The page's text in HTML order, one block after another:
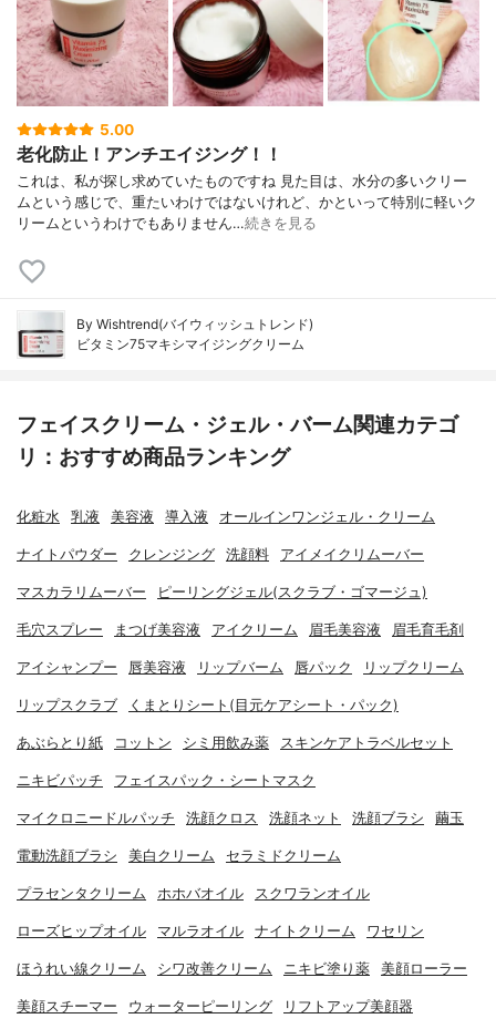
5.00
老化防止！アンチエイジング！！
これは、私が探し求めていたものですね 見た目は、水分の多いクリー
ムという感じで、重たいわけではないけれど、かといって特別に軽いク
リームというわけでもありません…続きを見る
By Wishtrend(バイウィッシュトレンド)
ビタミン75マキシマイジングクリーム
フェイスクリーム・ジェル・バーム関連カテゴ
リ：おすすめ商品ランキング
化粧水 乳液 美容液 導入液 オールインワンジェル・クリーム
ナイトパウダー クレンジング 洗顔料 アイメイクリムーバー
マスカラリムーバー ピーリングジェル(スクラブ・ゴマージュ)
毛穴スプレー まつげ美容液 アイクリーム 眉毛美容液 眉毛育毛剤
アイシャンプー 唇美容液 リップバーム 唇パック リップクリーム
リップスクラブ くまとりシート(目元ケアシート・パック)
あぶらとり紙 コットン シミ用飲み薬 スキンケアトラベルセット
ニキビパッチ フェイスパック・シートマスク
マイクロニードルパッチ 洗顔クロス 洗顔ネット 洗顔ブラシ 繭玉
電動洗顔ブラシ 美白クリーム セラミドクリーム
プラセンタクリーム ホホバオイル スクワランオイル
ローズヒップオイル マルラオイル ナイトクリーム ワセリン
ほうれい線クリーム シワ改善クリーム ニキビ塗り薬 美顔ローラー
美顔スチーマー ウォーターピーリング リフトアップ美顔器